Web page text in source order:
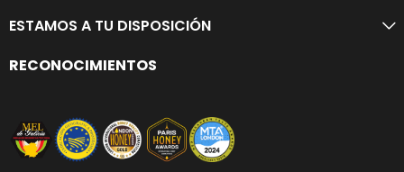
ESTAMOS A TU DISPOSICIÓN
RECONOCIMIENTOS